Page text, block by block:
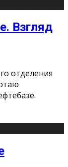
Взгляд
отделения